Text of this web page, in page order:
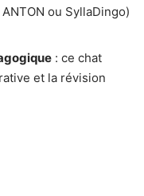
ou SyllaDingo)
: ce chat
et la révision